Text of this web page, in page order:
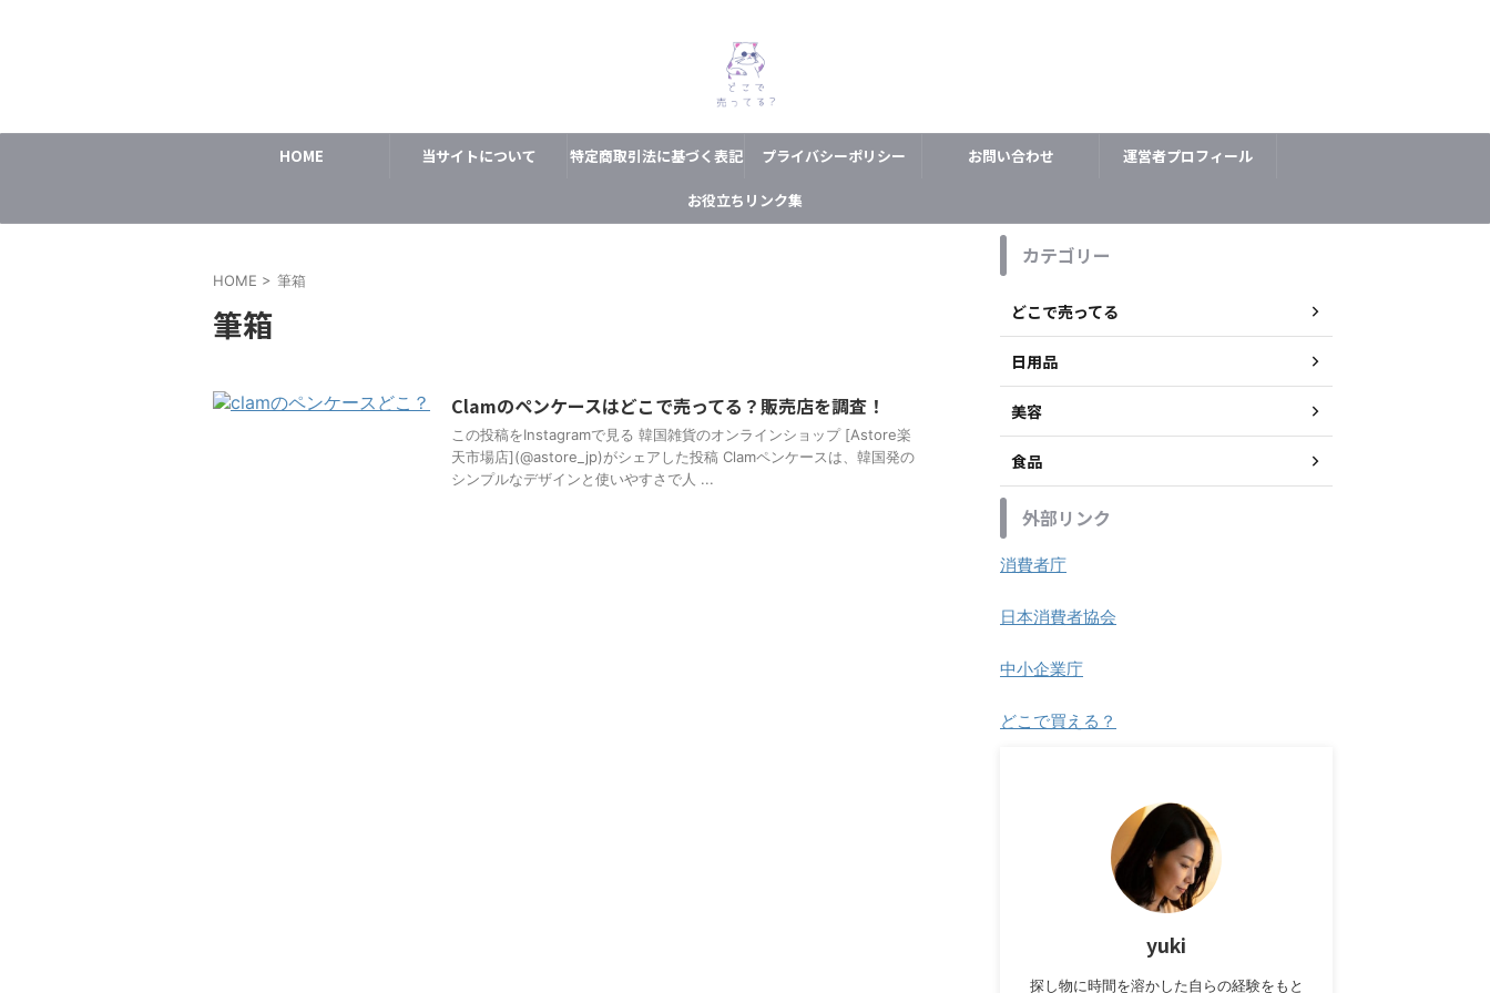
HOME 当サイトについて 特定商取引法に基づく表記 プライバシーポリシー お問い合わせ 運営者プロフィール
お役立ちリンク集
HOME > 筆箱
筆箱
Clamのペンケースはどこで売ってる？販売店を調査！
この投稿をInstagramで見る 韓国雑貨のオンラインショップ [Astore楽
天市場店](@astore_jp)がシェアした投稿 Clamペンケースは、韓国発の
シンプルなデザインと使いやすさで人 ...
カテゴリー
どこで売ってる
日用品
美容
食品
外部リンク
消費者庁
日本消費者協会
中小企業庁
どこで買える？
yuki
探し物に時間を溶かした自らの経験をもと